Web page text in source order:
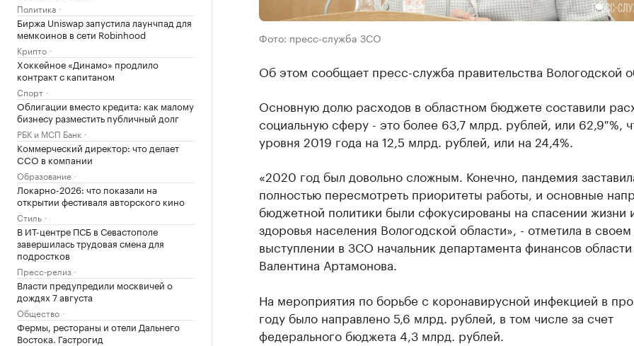
Политика
Биржа Uniswap запустила лаунчпад для
мемкоинов в сети Robinhood
Крипто
Хоккейное «Динамо» продлило
контракт с капитаном
Спорт
Облигации вместо кредита: как малому
бизнесу разместить публичный долг
РБК и МСП Банк
Коммерческий директор: что делает
CCO в компании
Образование
Локарно-2026: что показали на
открытии фестиваля авторского кино
Стиль
В ИТ-центре ПСБ в Севастополе
завершилась трудовая смена для
подростков
Пресс-релиз
Власти предупредили москвичей о
дождях 7 августа
Общество
Фермы, рестораны и отели Дальнего
Востока. Гастрогид
Фото: пресс-служба ЗСО
Об этом сообщает пресс-служба правительства Вологодской
Основную долю расходов в областном бюджете составили
социальную сферу - это более 63,7 млрд. рублей, или 62,9 %,
уровня 2019 года на 12,5 млрд. рублей, или на 24,4%.
«2020 год был довольно сложным. Конечно, пандемия
полностью пересмотреть приоритеты работы, и основные
бюджетной политики были сфокусированы на спасении жизни
здоровья населения Вологодской области», - отметила в своем
выступлении в ЗСО начальник департамента финансов области
Валентина Артамонова.
На мероприятия по борьбе с коронавирусной инфекцией в
году было направлено 5,6 млрд. рублей, в том числе за счет
федерального бюджета 4,3 млрд. рублей.